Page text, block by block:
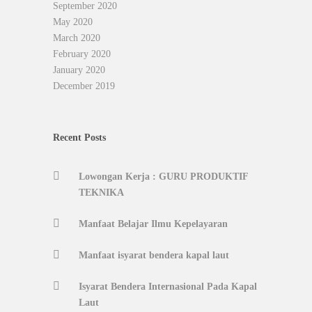
September 2020
May 2020
March 2020
February 2020
January 2020
December 2019
Recent Posts
Lowongan Kerja : GURU PRODUKTIF
TEKNIKA
Manfaat Belajar Ilmu Kepelayaran
Manfaat isyarat bendera kapal laut
Isyarat Bendera Internasional Pada Kapal
Laut